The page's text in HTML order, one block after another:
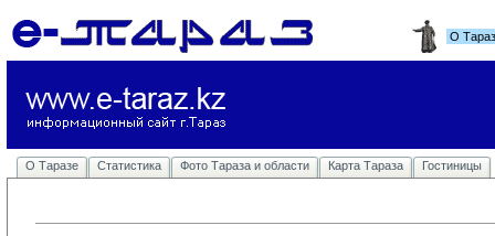
О
О Таразе Статистика Фото Тараза и области Карта Тараза Гостиницы